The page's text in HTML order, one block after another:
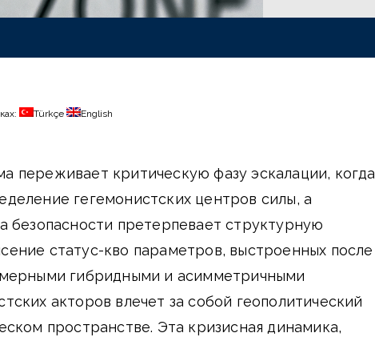
Türkçe English
переживает критическую фазу эскалации, когда
гегемонистских центров силы, а
безопасности претерпевает структурную
статус-кво параметров, выстроенных после
гибридными и асимметричными
акторов влечет за собой геополитический
пространстве. Эта кризисная динамика,